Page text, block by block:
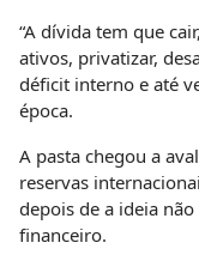
“A dívida tem que
ativos, privatizar,
déficit interno e até
época.
A pasta chegou a
reservas
depois de a ideia
financeiro.